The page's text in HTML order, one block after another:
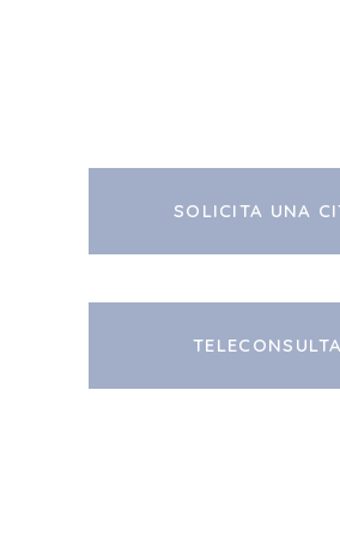
SOLICITA UNA
TELECONSULTA